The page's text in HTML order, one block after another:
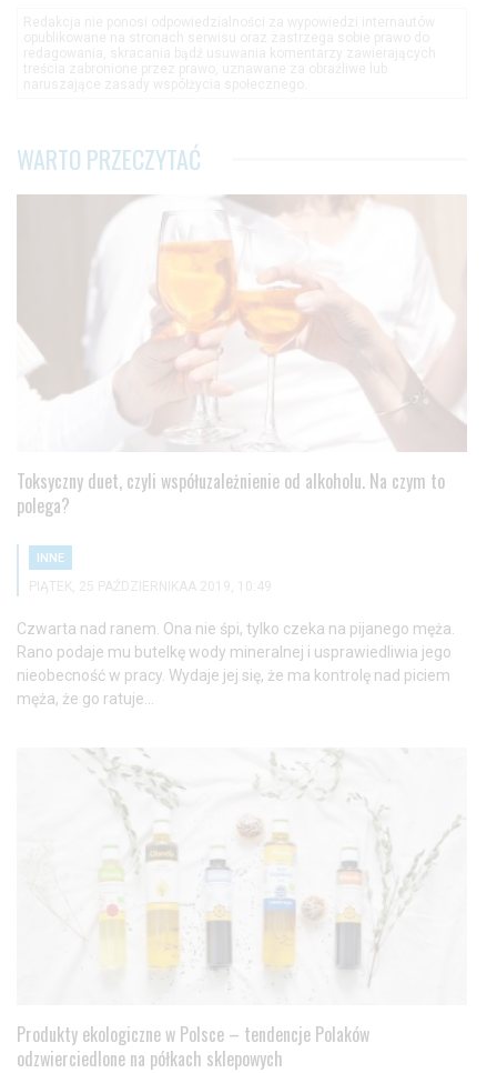
WARTO PRZECZYTAĆ
Toksyczny duet, czyli współuzależnienie od alkoholu. Na czym to
polega?
INNE
PIĄTEK, 25 PAŹDZIERNIKAA 2019, 10:49
Czwarta nad ranem. Ona nie śpi, tylko czeka na pijanego męża.
Rano podaje mu butelkę wody mineralnej i usprawiedliwia jego
nieobecność w pracy. Wydaje jej się, że ma kontrolę nad piciem
męża, że go ratuje...
Produkty ekologiczne w Polsce – tendencje Polaków
odzwierciedlone na półkach sklepowych